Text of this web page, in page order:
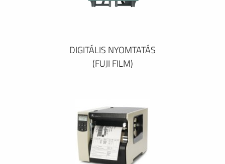
DIGITÁLIS NYOMTATÁS
(FUJI FILM)